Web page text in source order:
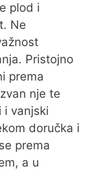
plod i
Ne
Pristojno
prema
nje te
i vanjski
doručka i
prema
a u